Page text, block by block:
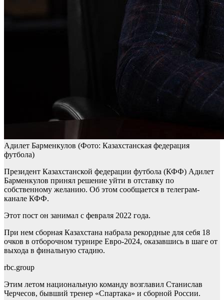
Адилет Барменкулов (Фото: Казахстанская федерация
футбола)
Президент Казахстанской федерации футбола (КФФ) Адилет
Барменкулов принял решение уйти в отставку по
собственному желанию. Об этом сообщается в телеграм-
канале КФФ.
Этот пост он занимал с февраля 2022 года.
При нем сборная Казахстана набрала рекордные для себя 18
очков в отборочном турнире Евро-2024, оказавшись в шаге от
выхода в финальную стадию.
rbc.group
Этим летом национальную команду возглавил Станислав
Черчесов, бывший тренер «Спартака» и сборной России.